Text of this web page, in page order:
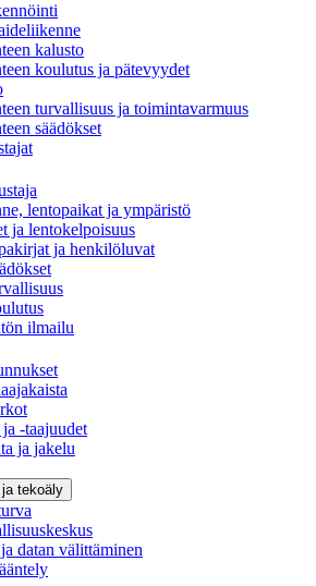
kalusto
koulutus ja pätevyydet
turvallisuus ja toimintavarmuus
säädökset
lentopaikat ja ympäristö
ja lentokelpoisuus
ja henkilöluvat
ilmailu
-taajuudet
ja jakelu
tekoäly
datan välittäminen